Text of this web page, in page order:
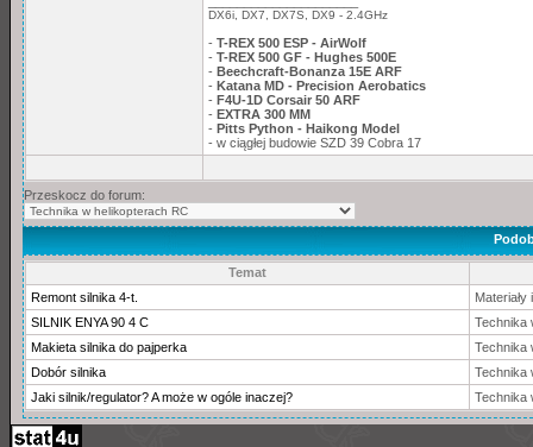
DX6i, DX7, DX7S, DX9 - 2.4GHz
- T-REX 500 ESP - AirWolf
- T-REX 500 GF - Hughes 500E
- Beechcraft-Bonanza 15E ARF
- Katana MD - Precision Aerobatics
- F4U-1D Corsair 50 ARF
- EXTRA 300 MM
- Pitts Python - Haikong Model
- w ciągłej budowie SZD 39 Cobra 17
Przeskocz do forum:
Temat
Remont silnika 4-t.
Materiały
SILNIK ENYA 90 4 C
Technika
Makieta silnika do pajperka
Technika
Dobór silnika
Technika
Jaki silnik/regulator? A może w ogóle inaczej?
Technika